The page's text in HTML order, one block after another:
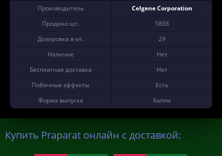
Производитель
Celgene Corporation
Продано шт.
5858
Дозировка в мг.
29
Наличие
Нет
Бесплатная доставка
Нет
Побочные эффекты
Есть
Форма выпуска
Капли
Купить Praparat онлайн с доставкой: